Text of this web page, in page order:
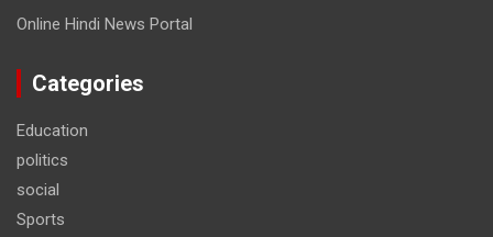
Online Hindi News Portal
Categories
Education
politics
social
Sports